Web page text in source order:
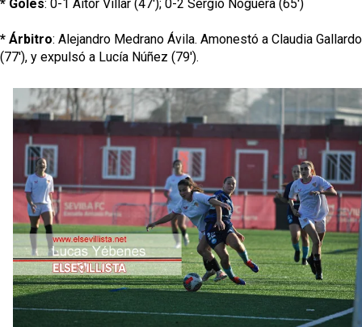
* Goles: 0-1 Aitor Villar (47'); 0-2 Sergio Noguera (65')
* Árbitro: Alejandro Medrano Ávila. Amonestó a Claudia Gallardo
(77'), y expulsó a Lucía Núñez (79').